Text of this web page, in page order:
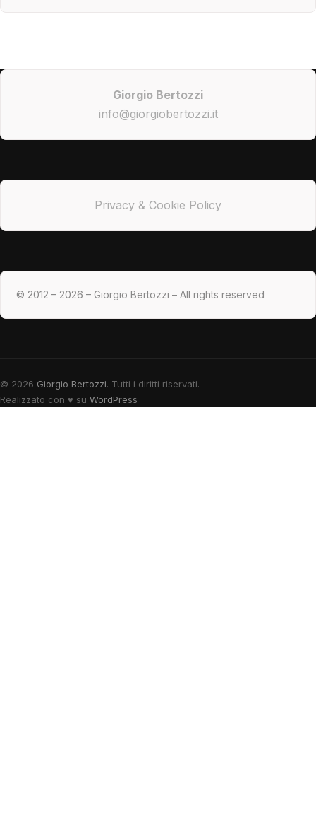
Giorgio Bertozzi
info@giorgiobertozzi.it
Privacy & Cookie Policy
© 2012 – 2026 – Giorgio Bertozzi – All rights reserved
© 2026 Giorgio Bertozzi. Tutti i diritti riservati.
Realizzato con ♥ su WordPress